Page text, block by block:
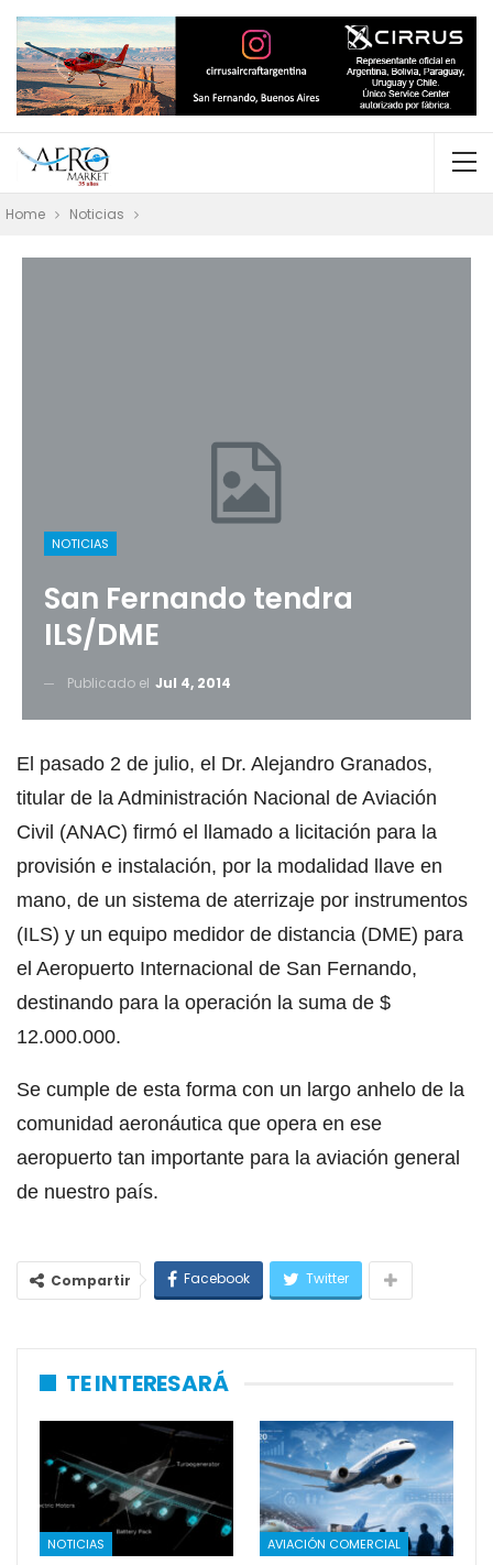
Home Noticias
NOTICIAS
San Fernando tendra
ILS/DME
Publicado el Jul 4, 2014
El pasado 2 de julio, el Dr. Alejandro Granados,
titular de la Administración Nacional de Aviación
Civil (ANAC) firmó el llamado a licitación para la
provisión e instalación, por la modalidad llave en
mano, de un sistema de aterrizaje por instrumentos
(ILS) y un equipo medidor de distancia (DME) para
el Aeropuerto Internacional de San Fernando,
destinando para la operación la suma de $
12.000.000.
Se cumple de esta forma con un largo anhelo de la
comunidad aeronáutica que opera en ese
aeropuerto tan importante para la aviación general
de nuestro país.
Compartir Facebook Twitter
TE INTERESARÁ
NOTICIAS AVIACIÓN COMERCIAL